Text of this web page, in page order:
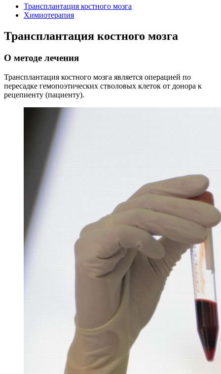
Трансплантация костного мозга
Химиотерапия
Трансплантация костного мозга
О методе лечения
Трансплантация костного мозга является операцией по
пересадке гемопоэтических стволовых клеток от донора к
рецепиенту (пациенту).